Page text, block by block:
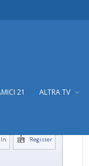
21 ALTRA TV
Register
In